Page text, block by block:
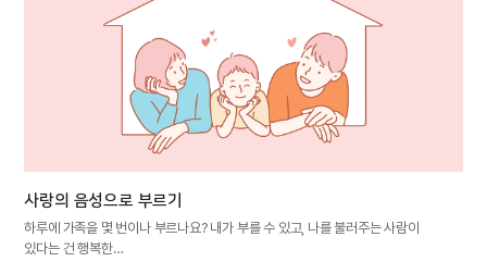
사랑의 음성으로 부르기
하루에 가족을 몇 번이나 부르나요? 내가 부를 수 있고, 나를 불러주는 사람이
있다는 건 행복한…